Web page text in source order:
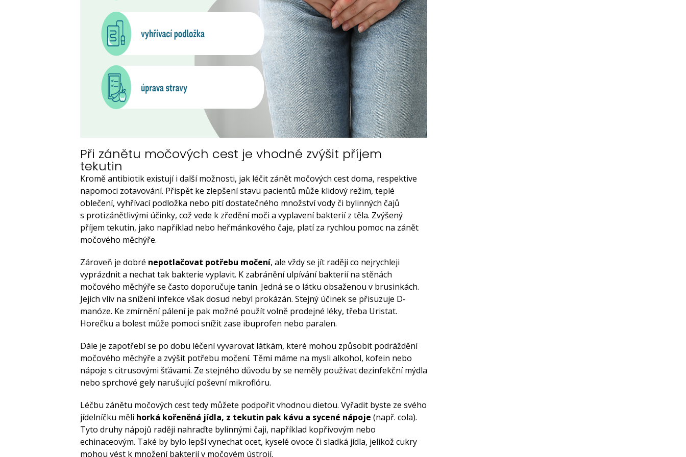
Při zánětu močových cest je vhodné zvýšit příjem
tekutin
Kromě antibiotik existují i další možnosti, jak léčit zánět močových cest doma, respektive
napomoci zotavování. Přispět ke zlepšení stavu pacientů může klidový režim, teplé
oblečení, vyhřívací podložka nebo pití dostatečného množství vody či bylinných čajů
s protizánětlivými účinky, což vede k zředění moči a vyplavení bakterií z těla. Zvýšený
příjem tekutin, jako například nebo heřmánkového čaje, platí za rychlou pomoc na zánět
močového měchýře.
Zároveň je dobré nepotlačovat potřebu močení, ale vždy se jít raději co nejrychleji
vyprázdnit a nechat tak bakterie vyplavit. K zabránění ulpívání bakterií na stěnách
močového měchýře se často doporučuje tanin. Jedná se o látku obsaženou v brusinkách.
Jejich vliv na snížení infekce však dosud nebyl prokázán. Stejný účinek se přisuzuje D-
manóze. Ke zmírnění pálení je pak možné použít volně prodejné léky, třeba Uristat.
Horečku a bolest může pomoci snížit zase ibuprofen nebo paralen.
Dále je zapotřebí se po dobu léčení vyvarovat látkám, které mohou způsobit podráždění
močového měchýře a zvýšit potřebu močení. Těmi máme na mysli alkohol, kofein nebo
nápoje s citrusovými šťávami. Ze stejného důvodu by se neměly používat dezinfekční mýdla
nebo sprchové gely narušující poševní mikroflóru.
Léčbu zánětu močových cest tedy můžete podpořit vhodnou dietou. Vyřadit byste ze svého
jídelníčku měli horká kořeněná jídla, z tekutin pak kávu a sycené nápoje (např. cola).
Tyto druhy nápojů raději nahraďte bylinnými čaji, například kopřivovým nebo
echinaceovým. Také by bylo lepší vynechat ocet, kyselé ovoce či sladká jídla, jelikož cukry
mohou vést k množení bakterií v močovém ústrojí.